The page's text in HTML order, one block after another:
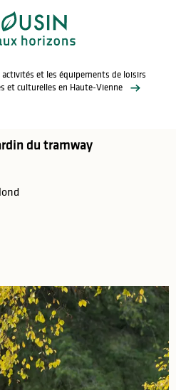
activités et les équipements de loisirs
et culturelles en Haute-Vienne
du tramway